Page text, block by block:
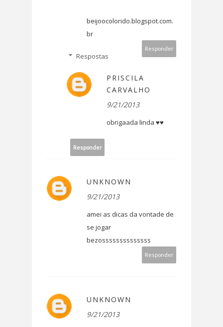
beijoocolorido.blogspot.com.
br
Responder
Respostas
PRISCILA
CARVALHO
9/21/2013
obrigaada linda ♥♥
Responder
UNKNOWN
9/21/2013
amei as dicas da vontade de
se jogar
bezossssssssssssss
Responder
UNKNOWN
9/21/2013